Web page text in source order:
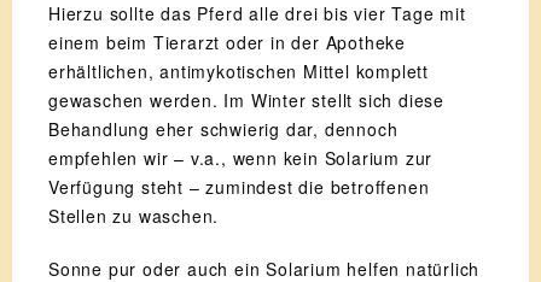
Hierzu sollte das Pferd alle drei bis vier Tage mit
einem beim Tierarzt oder in der Apotheke
erhältlichen, antimykotischen Mittel komplett
gewaschen werden. Im Winter stellt sich diese
Behandlung eher schwierig dar, dennoch
empfehlen wir – v.a., wenn kein Solarium zur
Verfügung steht – zumindest die betroffenen
Stellen zu waschen.
Sonne pur oder auch ein Solarium helfen natürlich